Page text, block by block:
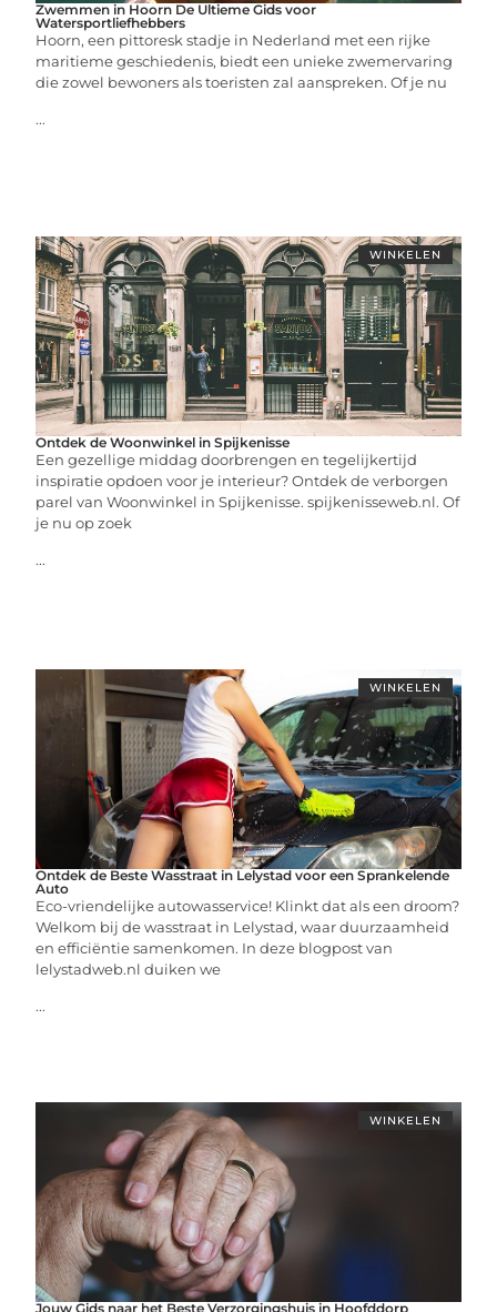
Zwemmen in Hoorn De Ultieme Gids voor
Watersportliefhebbers
Hoorn, een pittoresk stadje in Nederland met een rijke
maritieme geschiedenis, biedt een unieke zwemervaring
die zowel bewoners als toeristen zal aanspreken. Of je nu
...
WINKELEN
Ontdek de Woonwinkel in Spijkenisse
Een gezellige middag doorbrengen en tegelijkertijd
inspiratie opdoen voor je interieur? Ontdek de verborgen
parel van Woonwinkel in Spijkenisse. spijkenisseweb.nl. Of
je nu op zoek
...
WINKELEN
Ontdek de Beste Wasstraat in Lelystad voor een Sprankelende
Auto
Eco-vriendelijke autowasservice! Klinkt dat als een droom?
Welkom bij de wasstraat in Lelystad, waar duurzaamheid
en efficiëntie samenkomen. In deze blogpost van
lelystadweb.nl duiken we
...
WINKELEN
Jouw Gids naar het Beste Verzorgingshuis in Hoofddorp